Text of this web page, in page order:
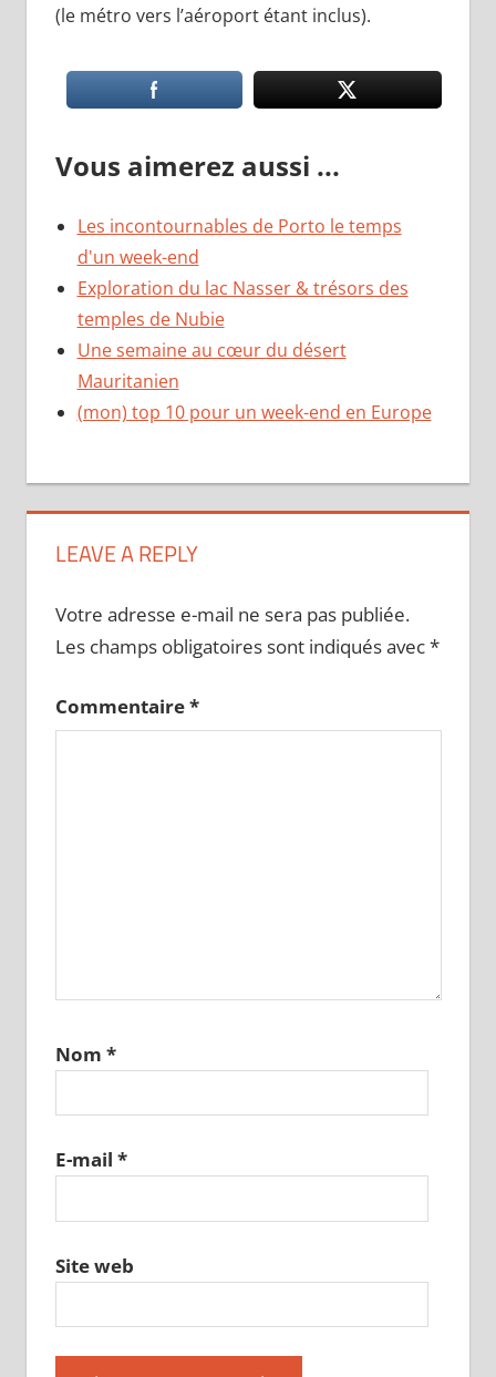
(le métro vers l’aéroport étant inclus).
Vous aimerez aussi ...
Les incontournables de Porto le temps
d'un week-end
Exploration du lac Nasser & trésors des
temples de Nubie
Une semaine au cœur du désert
Mauritanien
(mon) top 10 pour un week-end en Europe
LEAVE A REPLY
Votre adresse e-mail ne sera pas publiée.
Les champs obligatoires sont indiqués avec*
Commentaire*
Nom *
E-mail *
Site web